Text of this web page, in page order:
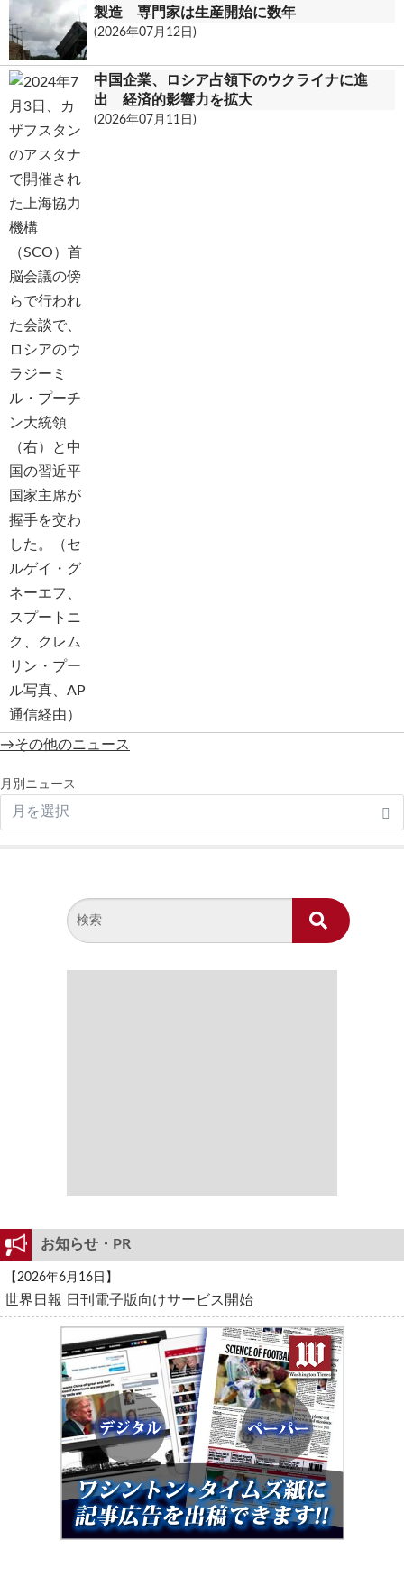
製造 専門家は生産開始に数年
(2026年07月12日)
中国企業、ロシア占領下のウクライナに進
出 経済的影響力を拡大
(2026年07月11日)
→その他のニュース
月別ニュース
お知らせ・PR
【2026年6月16日】
世界日報 日刊電子版向けサービス開始